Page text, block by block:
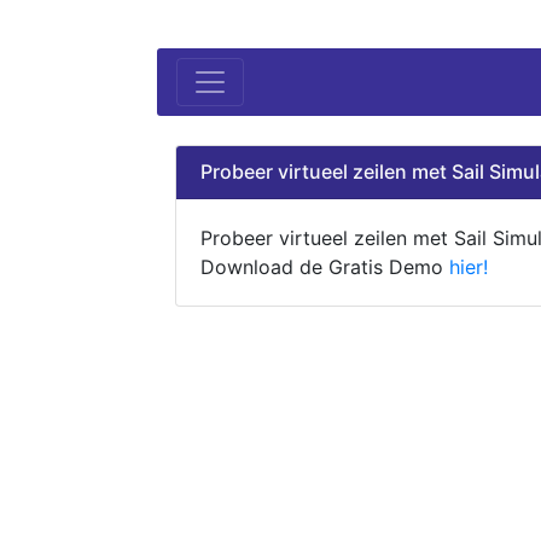
Probeer virtueel zeilen met Sail
Probeer virtueel zeilen met Sail
Download de Gratis Demo hier!